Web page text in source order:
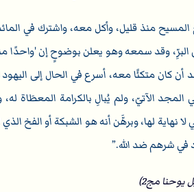
منذ قليل، وأكل معه، واشترك في
البرِّ، وقد سمعه وهو يعلن بوضوحٍ إن 'واحدًا
أن كان متكئًا معه، أسرع في الحال إلى
المجد الآتيّ، ولم يُبالِ بالكرامة المعطَاة
لا نهاية لها، وبرهَّن أنه هو الشبكة أو الفخ
في شرهم ضد الله.
يوحنا مج2)